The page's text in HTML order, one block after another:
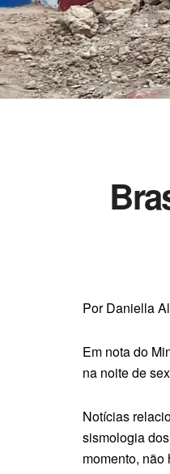
Por Daniella
Em nota do
na noite de
Notícias
sismologia
momento, não